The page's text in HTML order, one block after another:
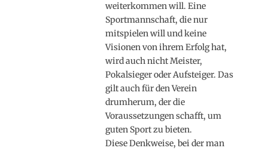
weiterkommen will. Eine
Sportmannschaft, die nur
mitspielen will und keine
Visionen von ihrem Erfolg hat,
wird auch nicht Meister,
Pokalsieger oder Aufsteiger. Das
gilt auch für den Verein
drumherum, der die
Voraussetzungen schafft, um
guten Sport zu bieten.
Diese Denkweise, bei der man